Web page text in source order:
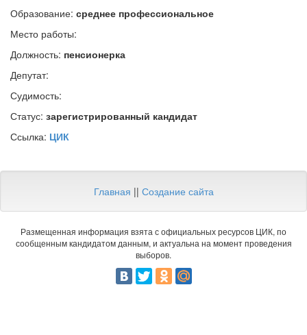
Образование: среднее профессиональное
Место работы:
Должность: пенсионерка
Депутат:
Судимость:
Статус: зарегистрированный кандидат
Ссылка: ЦИК
Главная || Создание сайта
Размещенная информация взята с официальных ресурсов ЦИК, по
сообщенным кандидатом данным, и актуальна на момент проведения
выборов.